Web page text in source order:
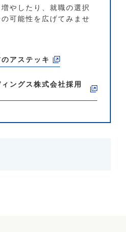
やしたり、就職の選択
可能性を広げてみませ
アステッキ
ングス株式会社採用